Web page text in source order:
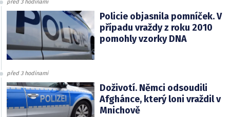
před 3 hodinami
Policie objasnila pomníček. V
případu vraždy z roku 2010
pomohly vzorky DNA
před 3 hodinami
Doživotí. Němci odsoudili
Afghánce, který loni vraždil v
Mnichově